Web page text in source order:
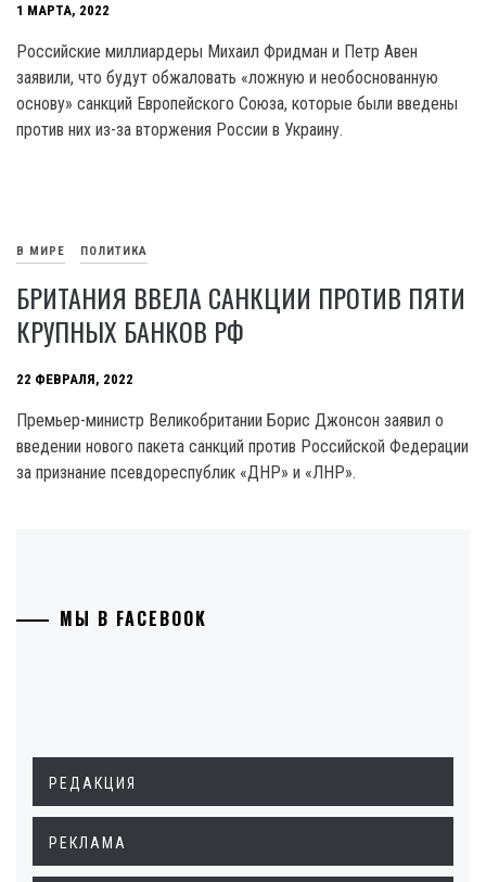
1 МАРТА, 2022
Российские миллиардеры Михаил Фридман и Петр Авен
заявили, что будут обжаловать «ложную и необоснованную
основу» санкций Европейского Союза, которые были введены
против них из-за вторжения России в Украину.
В МИРЕ ПОЛИТИКА
БРИТАНИЯ ВВЕЛА САНКЦИИ ПРОТИВ ПЯТИ
КРУПНЫХ БАНКОВ РФ
22 ФЕВРАЛЯ, 2022
Премьер-министр Великобритании Борис Джонсон заявил о
введении нового пакета санкций против Российской Федерации
за признание псевдореспублик «ДНР» и «ЛНР».
МЫ В FACEBOOK
РЕДАКЦИЯ
РЕКЛАМА